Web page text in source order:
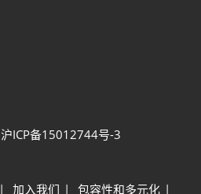
沪ICP备15012744号-3
加入我们 包容性和多元化